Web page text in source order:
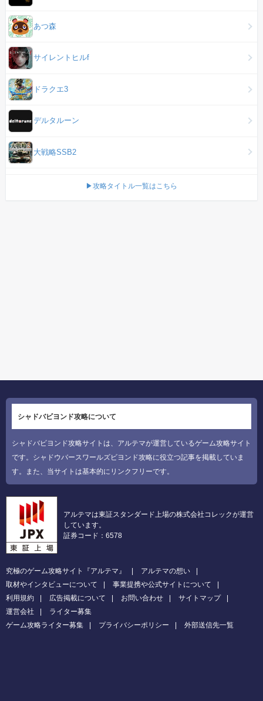
あつ森
サイレントヒルf
ドラクエ3
デルタルーン
大戦略SSB2
▶攻略タイトル一覧はこちら
シャドバビヨンド攻略について
シャドバビヨンド攻略サイトは、アルテマが運営しているゲーム攻略サイト
です。シャドウバースワールズビヨンド攻略に役立つ記事を掲載していま
す。また、当サイトは基本的にリンクフリーです。
アルテマは東証スタンダード上場の株式会社コレックが運営
しています。
証券コード：6578
究極のゲーム攻略サイト『アルテマ』
アルテマの想い
取材やインタビューについて
事業提携や公式サイトについて
利用規約
広告掲載について お問い合わせ
サイトマップ
運営会社
ライター募集
ゲーム攻略ライター募集
プライバシーポリシー 外部送信先一覧